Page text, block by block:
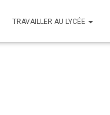
TRAVAILLER AU LYCÉE